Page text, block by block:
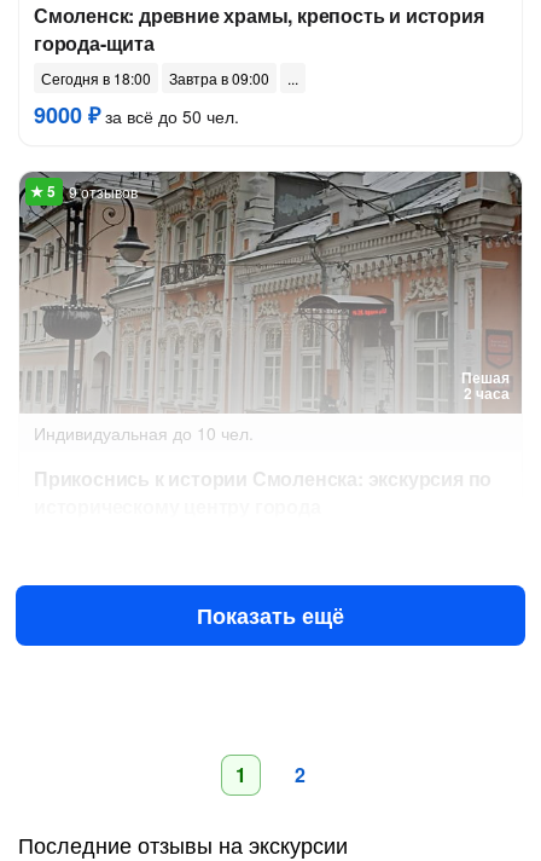
Смоленск: древние храмы, крепость и история
города-щита
Сегодня в 18:00 Завтра в 09:00
9000 ₽за всё до 50 чел.
Пешая
2 часа
9 отзывов
Индивидуальная до 10 чел.
Прикоснись к истории Смоленска: экскурсия по
5500 ₽за всё до 10 чел.
Показать ещё
1 2
Последние отзывы на экскурсии